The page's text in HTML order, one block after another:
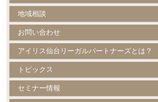
地域相談
お問い合わせ
アイリス仙台リーガルパートナーズとは？
トピックス
セミナー情報